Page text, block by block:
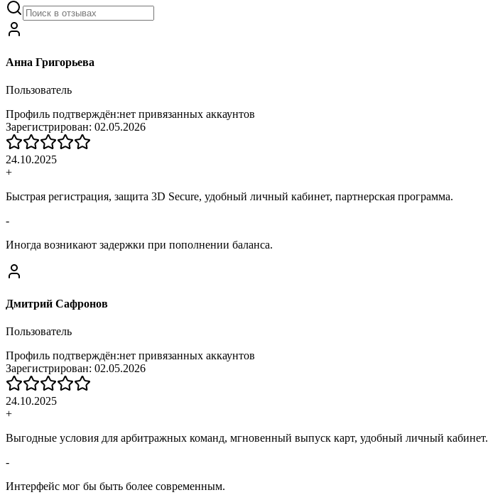
Анна Григорьева
Пользователь
Профиль подтверждён:нет привязанных аккаунтов
Зарегистрирован: 02.05.2026
24.10.2025
+
Быстрая регистрация, защита 3D Secure, удобный личный кабинет, партнерская программа.
-
Иногда возникают задержки при пополнении баланса.
Дмитрий Сафронов
Пользователь
Профиль подтверждён:нет привязанных аккаунтов
Зарегистрирован: 02.05.2026
24.10.2025
+
Выгодные условия для арбитражных команд, мгновенный выпуск карт, удобный личный кабинет.
-
Интерфейс мог бы быть более современным.